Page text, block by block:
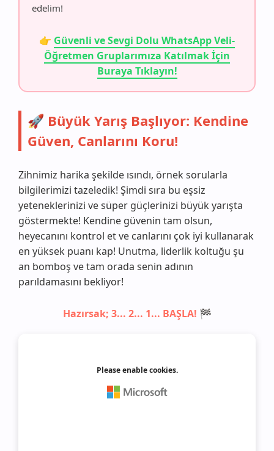
edelim!
👉 Güvenli ve Sevgi Dolu WhatsApp Veli-
Öğretmen Gruplarımıza Katılmak İçin
Buraya Tıklayın!
🚀 Büyük Yarış Başlıyor: Kendine
Güven, Canlarını Koru!
Zihnimiz harika şekilde ısındı, örnek sorularla
bilgilerimizi tazeledik! Şimdi sıra bu eşsiz
yeteneklerinizi ve süper güçlerinizi büyük yarışta
göstermekte! Kendine güvenin tam olsun,
heyecanını kontrol et ve canlarını çok iyi kullanarak
en yüksek puanı kap! Unutma, liderlik koltuğu şu
an bomboş ve tam orada senin adının
parıldamasını bekliyor!
Hazırsak; 3... 2... 1... BAŞLA! 🏁